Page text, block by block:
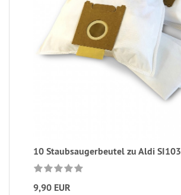
10 Staubsaugerbeutel zu Aldi SI103
9,90 EUR